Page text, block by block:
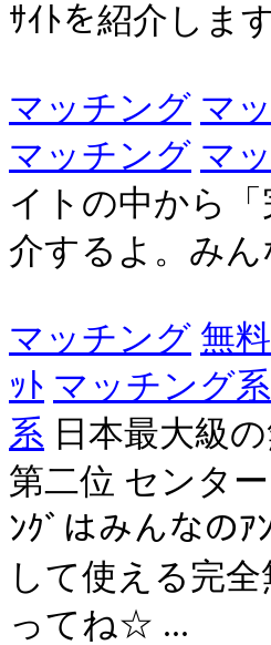
ｻｲﾄを紹介します
マッチング マ
マッチング マ
イトの中から
介するよ。み
マッチング 無
ｯﾄ マッチング
系 日本最大級
第二位 センタ
ﾝｸﾞはみんなのｱ
して使える完
ってね☆ ...